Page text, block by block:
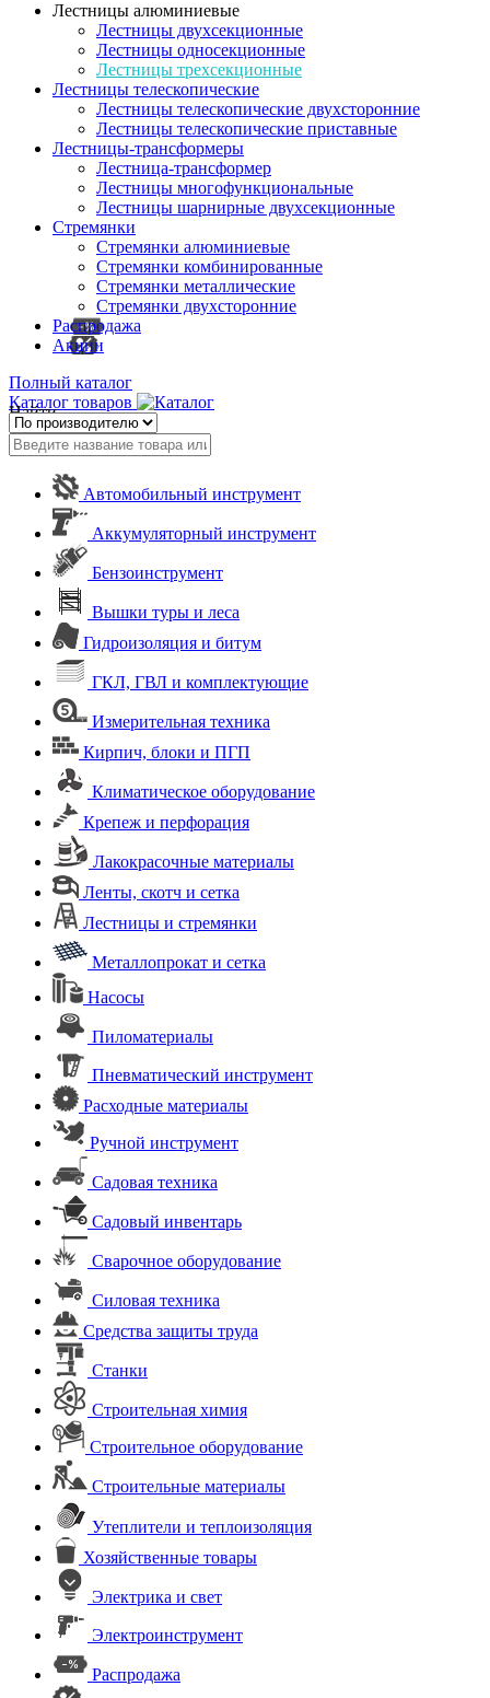
Лестницы алюминиевые
Лестницы двухсекционные
Лестницы односекционные
Лестницы трехсекционные
Лестницы телескопические
Лестницы телескопические двухсторонние
Лестницы телескопические приставные
Лестницы-трансформеры
Лестница-трансформер
Лестницы многофункциональные
Лестницы шарнирные двухсекционные
Стремянки
Стремянки алюминиевые
Стремянки комбинированные
Стремянки металлические
Стремянки двухсторонние
Распродажа
Акции
Полный каталог
Каталог товаров
Найти
Автомобильный инструмент
Аккумуляторный инструмент
Бензоинструмент
Вышки туры и леса
Гидроизоляция и битум
ГКЛ, ГВЛ и комплектующие
Измерительная техника
Кирпич, блоки и ПГП
Климатическое оборудование
Крепеж и перфорация
Лакокрасочные материалы
Ленты, скотч и сетка
Лестницы и стремянки
Металлопрокат и сетка
Насосы
Пиломатериалы
Пневматический инструмент
Расходные материалы
Ручной инструмент
Садовая техника
Садовый инвентарь
Сварочное оборудование
Силовая техника
Средства защиты труда
Станки
Строительная химия
Строительное оборудование
Строительные материалы
Утеплители и теплоизоляция
Хозяйственные товары
Электрика и свет
Электроинструмент
Распродажа